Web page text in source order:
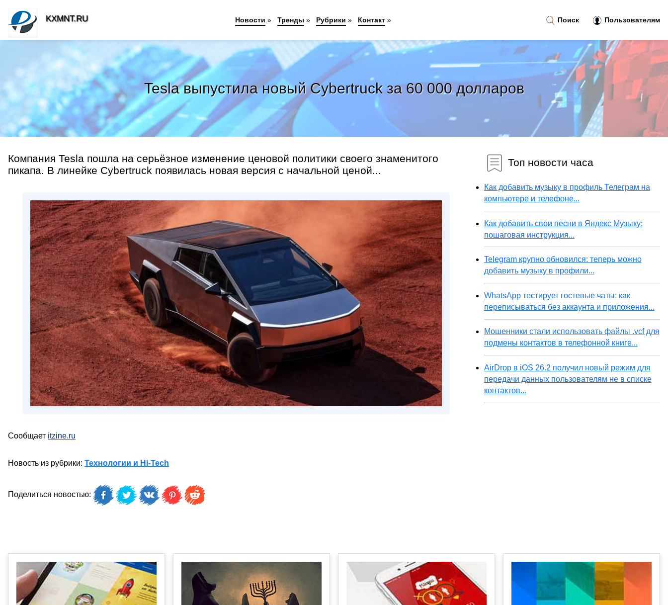
Tesla выпустила новый Cybertruck за 60 000 долларов
Компания Tesla пошла на серьёзное изменение ценовой политики своего знаменитого
пикапа. В линейке Cybertruck появилась новая версия с начальной ценой...
Сообщает itzine.ru
Новость из рубрики: Технологии и Hi-Tech
Поделиться новостью:
Топ новости часа
Как добавить музыку в профиль Телеграм на
компьютере и телефоне...
Как добавить свои песни в Яндекс Музыку:
пошаговая инструкция...
Telegram крупно обновился: теперь можно
добавить музыку в профили...
WhatsApp тестирует гостевые чаты: как
переписываться без аккаунта и приложения...
Мошенники стали использовать файлы .vcf для
подмены контактов в телефонной книге...
AirDrop в iOS 26.2 получил новый режим для
передачи данных пользователям не в списке
контактов...
Поиск Пользователям
KXMNT.RU Новости » Тренды » Рубрики » Контакт»